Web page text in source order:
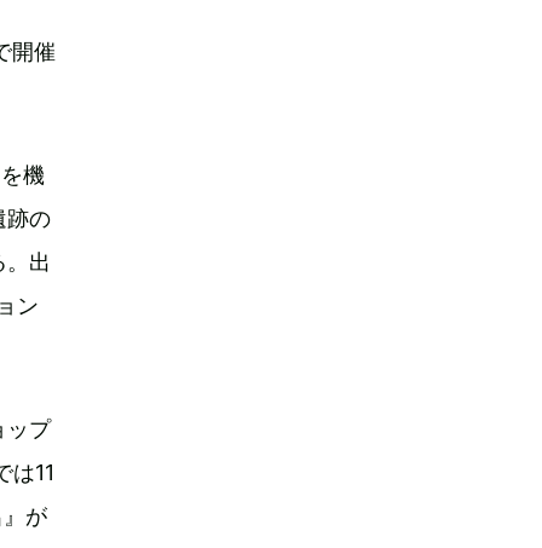
開催
機
跡の
。出
ン
ップ
は11
が